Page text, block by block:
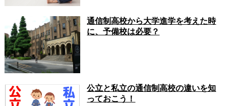
通信制高校から大学進学を考えた時
に、予備校は必要？
公立と私立の通信制高校の違いを知
っておこう！